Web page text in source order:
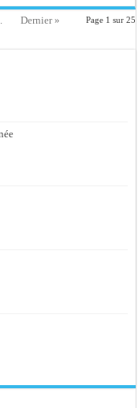
Page 1 sur 25
Dernier »